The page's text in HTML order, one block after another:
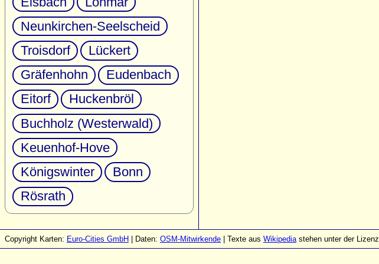
Neunkirchen-Seelscheid
Troisdorf
Lückert
Gräfenhohn
Eudenbach
Eitorf
Huckenbröl
Buchholz (Westerwald)
Keuenhof-Hove
Königswinter
Bonn
Rösrath
Copyright Karten: Euro-Cities GmbH | Daten: OSM-Mitwirkende | Texte aus Wikipediastehen unter der Lizenz